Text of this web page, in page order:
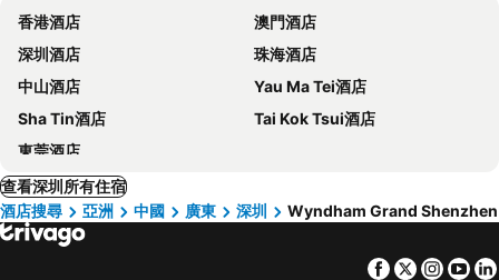
香港酒店
澳門酒店
深圳酒店
珠海酒店
中山酒店
Yau Ma Tei酒店
Sha Tin酒店
Tai Kok Tsui酒店
東莞酒店
查看深圳所有住宿
酒店搜尋
亞洲 中國 廣東 深圳 Wyndham Grand Shenzhen
Facebook
Twitter